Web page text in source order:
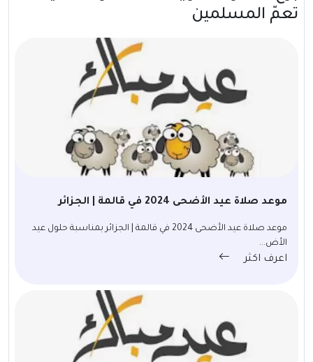
تعمّ المسلمين
موعد صلاة عيد الأضحى 2024 في قالمة | الجزائر
موعد صلاة عيد الأضحى 2024 في قالمة | الجزائر بمناسبة حلول عيد
الأض...
اعرف اكثر